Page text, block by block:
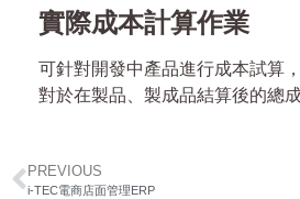
實際成本計算作業
可針對開發中產品進行成本試算
對於在製品、製成品結算後的總
PREVIOUS
i-TEC電商店面管理ERP